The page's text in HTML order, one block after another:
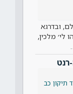
ובדרגא
לי׳ מלכין,
תיקון כב